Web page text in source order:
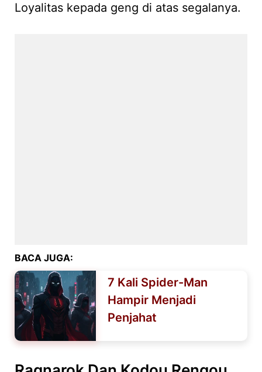
Loyalitas kepada geng di atas segalanya.
BACA JUGA:
7 Kali Spider-Man
Hampir Menjadi
Penjahat